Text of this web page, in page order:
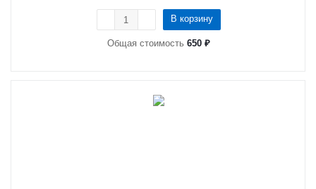
В корзину
Общая стоимость 650 ₽